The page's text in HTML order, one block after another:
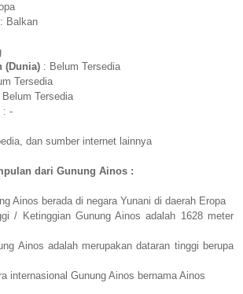
: Balkan
(Dunia) : Belum Tersedia
Tersedia
Belum Tersedia
: -
dan sumber internet lainnya
dari Gunung Ainos :
Ainos berada di negara Yunani di daerah Eropa
/ Ketinggian Gunung Ainos adalah 1628 meter
Ainos adalah merupakan dataran tinggi berupa
internasional Gunung Ainos bernama Ainos